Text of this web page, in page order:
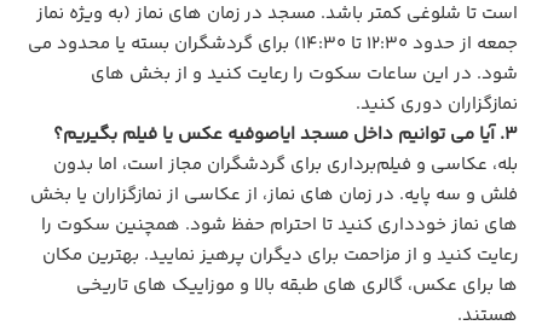
است تا شلوغی کمتر باشد. مسجد در زمان‌ های نماز (به ویژه نماز
جمعه از حدود ۱۲:۳۰ تا ۱۴:۳۰) برای گردشگران بسته یا محدود می‌
شود. در این ساعات سکوت را رعایت کنید و از بخش‌ های
نمازگزاران دوری کنید.
۳. آیا می‌ توانیم داخل مسجد ایاصوفیه عکس یا فیلم بگیریم؟
بله، عکاسی و فیلم‌برداری برای گردشگران مجاز است، اما بدون
فلش و سه‌ پایه. در زمان‌ های نماز، از عکاسی از نمازگزاران یا بخش‌
های نماز خودداری کنید تا احترام حفظ شود. همچنین سکوت را
رعایت کنید و از مزاحمت برای دیگران پرهیز نمایید. بهترین مکان‌
ها برای عکس، گالری‌ های طبقه بالا و موزاییک‌ های تاریخی
هستند.